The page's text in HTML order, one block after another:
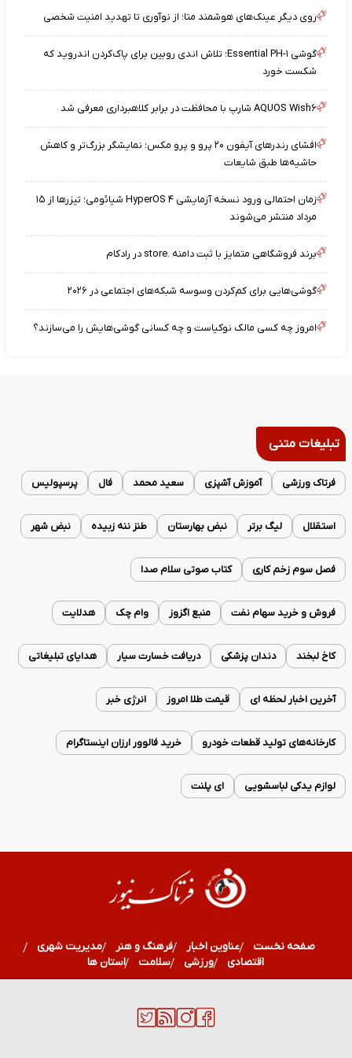
روی دیگر عینک‌های هوشمند متا؛ از نوآوری تا تهدید امنیت شخصی
گوشی Essential PH-۱؛ تلاش اندی روبین برای پاک‌کردن اندروید که
شکست خورد
AQUOS Wish۶ شارپ با محافظت در برابر کلاهبرداری معرفی شد
افشای رندرهای آیفون ۲۰ پرو و پرو مکس؛ نمایشگر بزرگ‌تر و کاهش
حاشیه‌ها طبق شایعات
زمان احتمالی ورود نسخه آزمایشی HyperOS ۴ شیائومی؛ تیزرها از ۱۵
مرداد منتشر می‌شوند
برند فروشگاهی متمایز با ثبت دامنه .store در رادکام
گوشی‌هایی برای کم‌کردن وسوسه شبکه‌های اجتماعی در ۲۰۲۶
امروز چه کسی مالک نوکیاست و چه کسانی گوشی‌هایش را می‌سازند؟
تبلیغات متنی
فرتاک ورزشی آموزش آشپزی سعید محمد فال پرسپولیس
استقلال لیگ برتر نبض بهارستان طنز ننه زبیده نبض شهر
فصل سوم زخم کاری کتاب صوتی سلام صدا
فروش و خرید سهام نفت منبع اگزوز وام چک هدلایت
کاخ لبخند دندان پزشکی دریافت خسارت سیار هدایای تبلیغاتی
آخرین اخبار لحظه ای قیمت طلا امروز انرژی خبر
کارخانه‌های تولید قطعات خودرو خرید فالوور ارزان اینستاگرام
لوازم یدکی لباسشویی ای پلنت
صفحه نخست عناوین اخبار فرهنگ و هنر
مدیریت شهری
اقتصادی
ورزشی سلامت استان ها